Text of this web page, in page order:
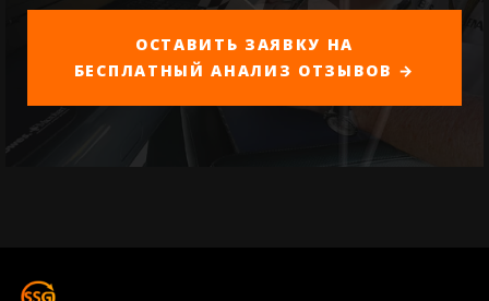
ОСТАВИТЬ ЗАЯВКУ НА
БЕСПЛАТНЫЙ АНАЛИЗ ОТЗЫВОВ →